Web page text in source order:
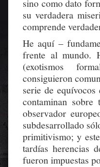
sino como dato
su verdadera
comprende
He aquí –
frente al mundo.
(exotismos
consiguieron
serie de
contaminan
observador
subdesarrollado
primitivismo; y
tardías herencias
fueron impuestas